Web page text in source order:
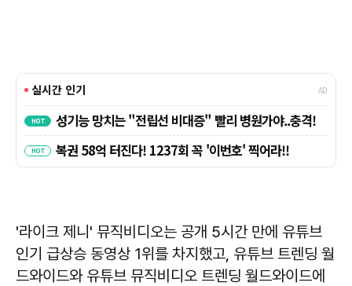
'라이크 제니' 뮤직비디오는 공개 5시간 만에 유튜브
인기 급상승 동영상 1위를 차지했고, 유튜브 트렌딩 월
드와이드와 유튜브 뮤직비디오 트렌딩 월드와이드에